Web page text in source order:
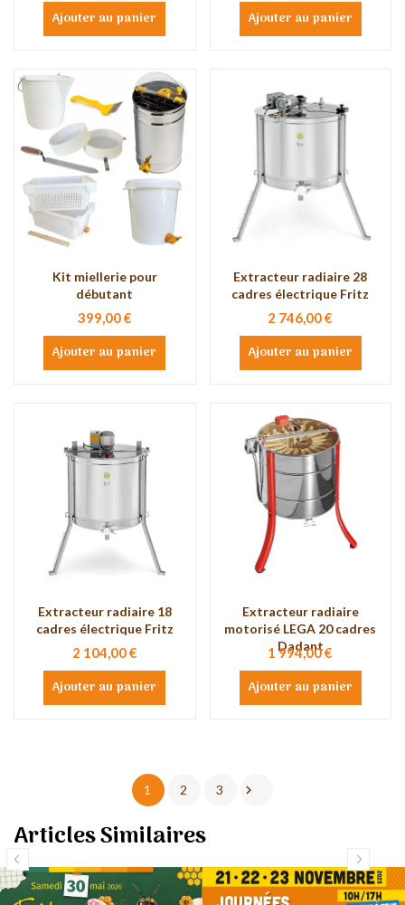
Ajouter au panier Ajouter au panier
Kit miellerie pour
débutant
399,00 €
Ajouter au panier
Extracteur radiaire 28
cadres électrique Fritz
2 746,00 €
Ajouter au panier
Extracteur radiaire 18
cadres électrique Fritz
2 104,00 €
Ajouter au panier
Extracteur radiaire
motorisé LEGA 20 cadres
Dadant
1 994,00 €
Ajouter au panier
1 2 3 
Articles Similaires